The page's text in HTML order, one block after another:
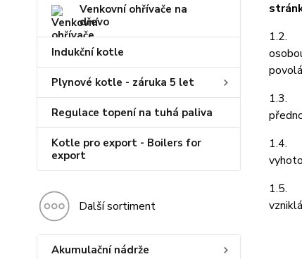
Venkovní ohřívače na
dřevo
Indukční kotle
Plynové kotle - záruka 5 let
Regulace topení na tuhá paliva
Kotle pro export - Boilers for
export
Další sortiment
Akumulační nádrže
1.2.
1.3.
1.4.
1.5.